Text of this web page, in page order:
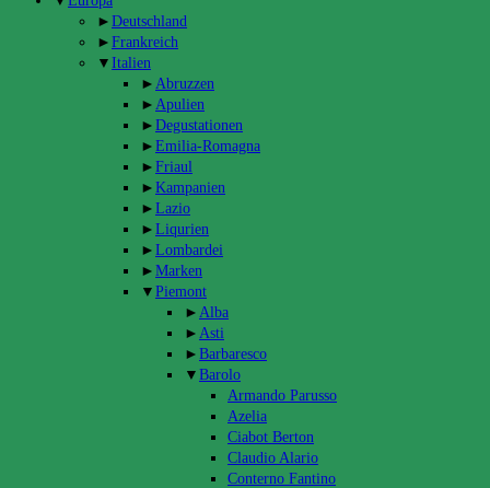
► Deutschland
► Frankreich
▼ Italien
► Abruzzen
► Apulien
► Degustationen
► Emilia-Romagna
► Friaul
► Kampanien
► Lazio
► Liqurien
► Lombardei
► Marken
▼ Piemont
► Alba
► Asti
► Barbaresco
▼ Barolo
Armando Parusso
Azelia
Ciabot Berton
Claudio Alario
Conterno Fantino